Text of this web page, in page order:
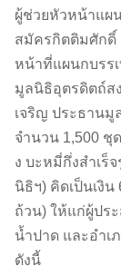
ผู้ช่วยหัวหน้าแผ
สมัครกิตติมศักดิ์
หน้าที่แผนกบรร
มูลนิธิอุตรดิตถ์ส
เจริญ ประธาน
จำนวน 1,500 ชุ
ง บะหมี่กึ่งสำเร็
นิธิฯ) คิดเป็นเงิ
ถ้วน) ให้แก่ผู้ปร
น้ำปาด และอำเ
ดังนี้